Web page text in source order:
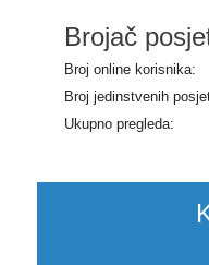
Brojač
Broj online korisnika:
Broj jedinstvenih
Ukupno pregleda: